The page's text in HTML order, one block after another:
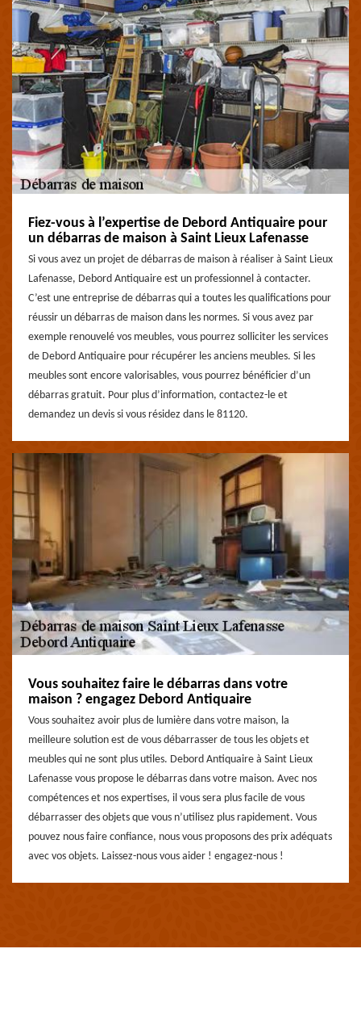
Fiez-vous à l’expertise de Debord Antiquaire pour
un débarras de maison à Saint Lieux Lafenasse
Si vous avez un projet de débarras de maison à réaliser à Saint Lieux
Lafenasse, Debord Antiquaire est un professionnel à contacter.
C’est une entreprise de débarras qui a toutes les qualifications pour
réussir un débarras de maison dans les normes. Si vous avez par
exemple renouvelé vos meubles, vous pourrez solliciter les services
de Debord Antiquaire pour récupérer les anciens meubles. Si les
meubles sont encore valorisables, vous pourrez bénéficier d’un
débarras gratuit. Pour plus d’information, contactez-le et
demandez un devis si vous résidez dans le 81120.
Vous souhaitez faire le débarras dans votre
maison ? engagez Debord Antiquaire
Vous souhaitez avoir plus de lumière dans votre maison, la
meilleure solution est de vous débarrasser de tous les objets et
meubles qui ne sont plus utiles. Debord Antiquaire à Saint Lieux
Lafenasse vous propose le débarras dans votre maison. Avec nos
compétences et nos expertises, il vous sera plus facile de vous
débarrasser des objets que vous n’utilisez plus rapidement. Vous
pouvez nous faire confiance, nous vous proposons des prix adéquats
avec vos objets. Laissez-nous vous aider ! engagez-nous !